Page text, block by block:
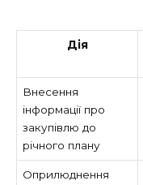
Дія
Внесення
інформації про
закупівлю до
річного плану
Оприлюднення